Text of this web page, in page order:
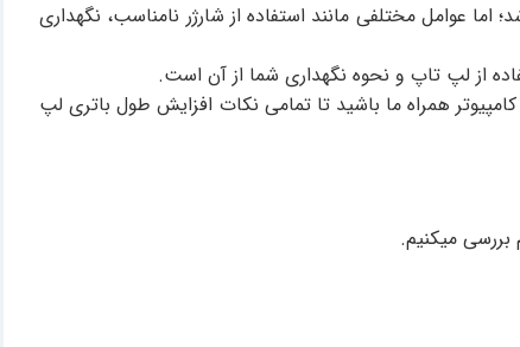
اما عوامل مختلفی مانند استفاده از شارژر نامناسب، نگهداری
از لپ تاپ و نحوه نگهداری شما از آن است.
همراه ما باشید تا تمامی نکات افزایش طول باتری لپ
بررسی میکنیم.